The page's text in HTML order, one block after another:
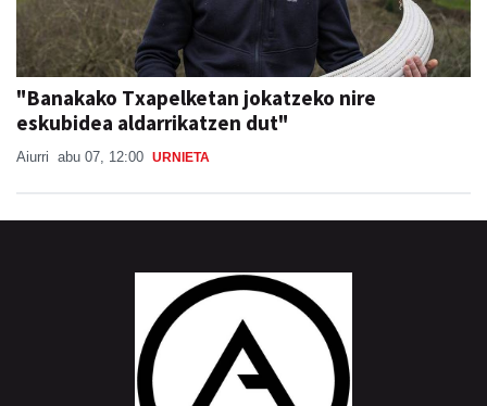
"Banakako Txapelketan jokatzeko nire
eskubidea aldarrikatzen dut"
Aiurri abu 07, 12:00 URNIETA